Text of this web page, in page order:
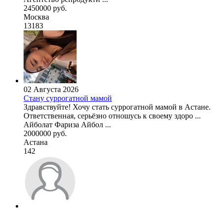
2450000 руб.
Москва
13183
02 Августа 2026
Стану суррогатной мамой
Здравствуйте! Хочу стать суррогатной мамой в Астане.
Ответственная, серьёзно отношусь к своему здоро ...
Айболат Фариза Айбол ...
2000000 руб.
Астана
142